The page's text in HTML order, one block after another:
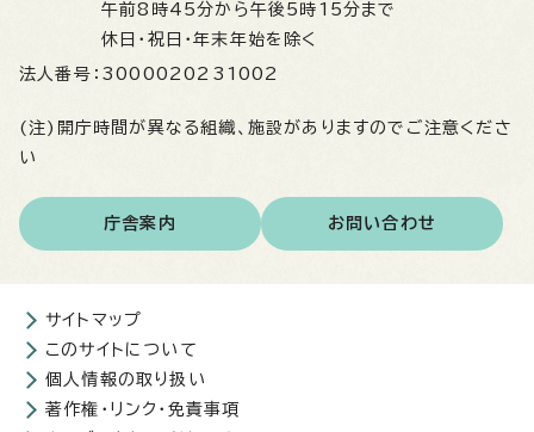
午前8時45分から午後5時15分まで
休日・祝日・年末年始を除く
法人番号： 3000020231002
(注)開庁時間が異なる組織、施設がありますのでご注意くださ
い
庁舎案内 お問い合わせ
サイトマップ
このサイトについて
個人情報の取り扱い
著作権・リンク・免責事項